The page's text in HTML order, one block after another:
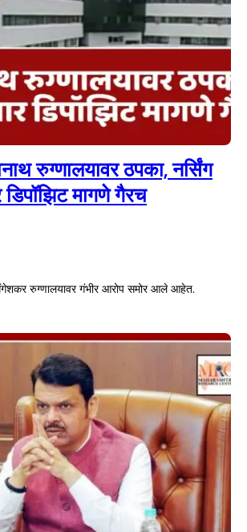
रुग्णालयावर ठपका, नर्सिंग
मागणे गैरच
रुग्णालयावर गंभीर आरोप समोर आले आहेत.